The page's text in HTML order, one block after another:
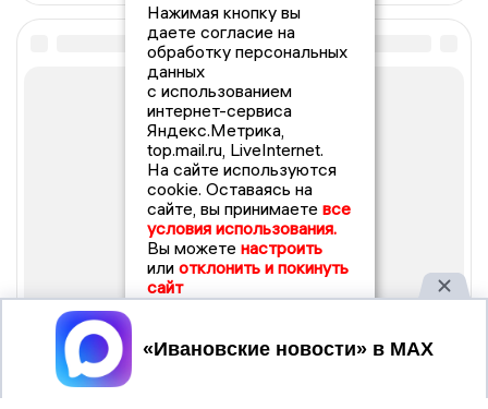
Нажимая кнопку вы
даете согласие на
обработку персональных
данных
с использованием
интернет-сервиса
Яндекс.Метрика,
top.mail.ru, LiveInternet.
На сайте используются
cookie. Оставаясь на
сайте, вы принимаете все
условия использования.
Вы можете настроить
или отклонить и покинуть
сайт
Принять